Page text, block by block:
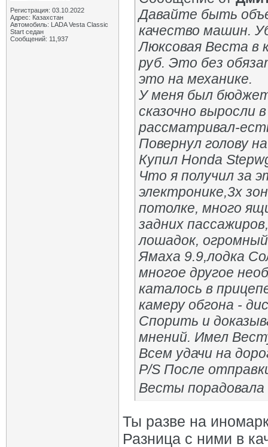
Регистрация: 03.10.2022
Адрес: Казахстан
Автомобиль: LADA Vesta Classic
Start седан
Сообщений: 11,937
Давайте быть
качество машин.
Люксовая Веста в
руб. Это без
это на механике.
У меня был
сказочно выросли
рассматривал-
Повернул голову
Купил Honda
Что я получил за
электронике,3х
потолке, много
задних
лошадок,
Ямаха 9.9,лодка
многое другое
каталось в
камеру обгона -
Спорить и
мнений. Имел
Всем удачи на
P/S После
Весты
Ты разве на
Разница с ними в